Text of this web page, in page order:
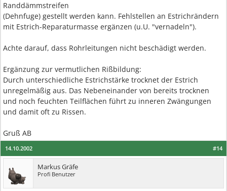
Randdämmstreifen
(Dehnfuge) gestellt werden kann. Fehlstellen an Estrichrändern
mit Estrich-Reparaturmasse ergänzen (u.U. "vernadeln").
Achte darauf, dass Rohrleitungen nicht beschädigt werden.
Ergänzung zur vermutlichen Rißbildung:
Durch unterschiedliche Estrichstärke trocknet der Estrich
unregelmäßig aus. Das Nebeneinander von bereits trocknen
und noch feuchten Teilflächen führt zu inneren Zwängungen
und damit oft zu Rissen.
Gruß AB
#14
14.10.2002
Markus Gräfe
Profi Benutzer